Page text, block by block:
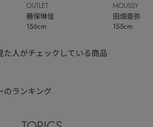
OUTLET
藤保琳佳
156cm
MOUSSY
田畑亜弥
155cm
た人がチェックしている商品
のランキング